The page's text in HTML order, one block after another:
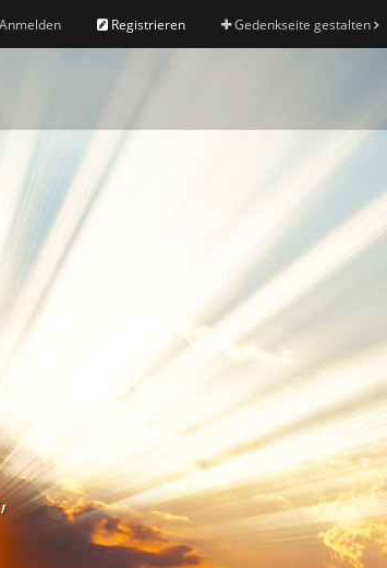
Registrieren Gedenkseite gestalten